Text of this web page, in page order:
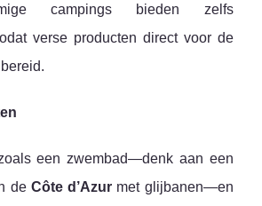
campings bieden zelfs
verse producten direct voor de
een zwembad—denk aan een
de Côte d’Azur met glijbanen—en